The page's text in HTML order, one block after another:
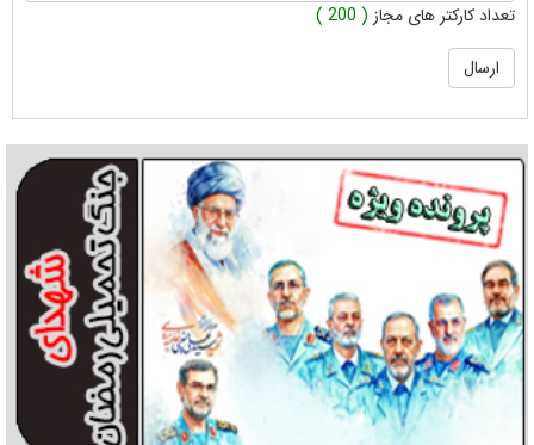
تعداد کارکتر های مجاز ( 200 )